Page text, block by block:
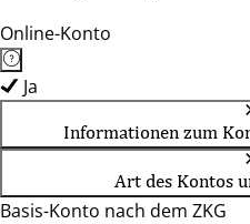
Online-Konto
Ja
Informationen zum
Art des Kontos
Basis-Konto nach dem ZKG